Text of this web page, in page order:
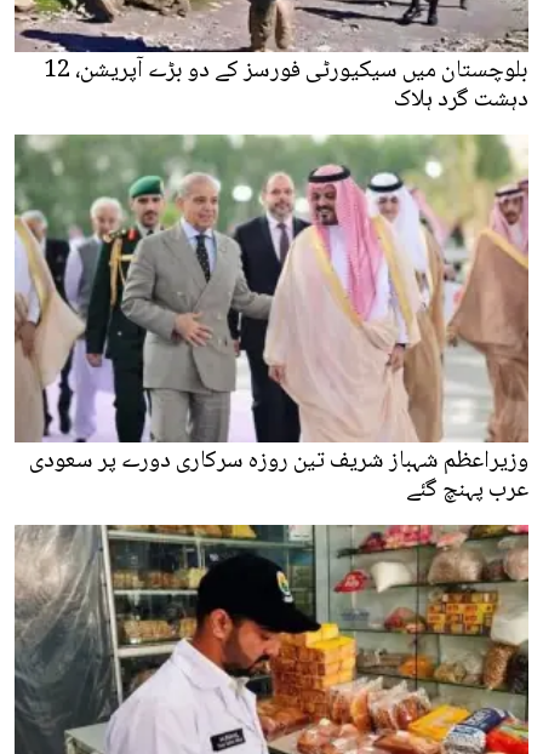
بلوچستان میں سیکیورٹی فورسز کے دو بڑے آپریشن، 12
دہشت گرد ہلاک
وزیراعظم شہباز شریف تین روزہ سرکاری دورے پر سعودی
عرب پہنچ گئے